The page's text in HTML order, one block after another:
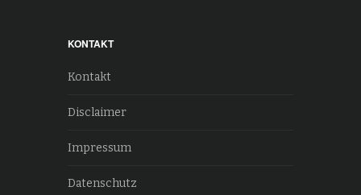
KONTAKT
Kontakt
Disclaimer
Impressum
Datenschutz